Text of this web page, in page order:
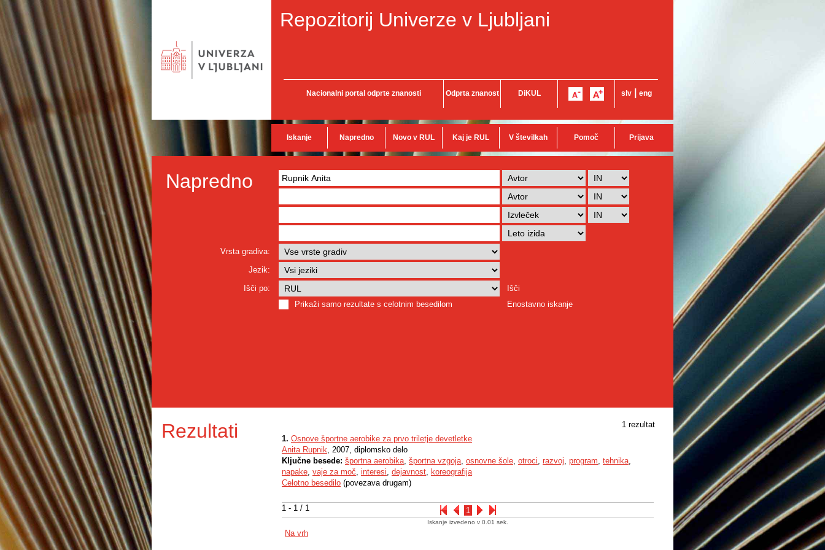
Repozitorij Univerze v Ljubljani
Nacionalni portal odprte znanosti Odprta znanost DiKUL slv eng
Iskanje Napredno Novo v RUL Kaj je RUL V številkah Pomoč Prijava
Napredno
Vrsta gradiva:
Jezik:
Išči po:
Išči
Prikaži samo rezultate s celotnim besedilom
Enostavno iskanje
Rezultati 1 rezultat
1 - 1 / 1 1
1. Osnove športne aerobike za prvo triletje devetletke
Anita Rupnik, 2007, diplomsko delo
Ključne besede: športna aerobika, športna vzgoja, osnovne šole, otroci, razvoj, program, tehnika,
napake, vaje za moč, interesi, dejavnost, koreografija
Celotno besedilo (povezava drugam)
Iskanje izvedeno v 0.01 sek.
Na vrh